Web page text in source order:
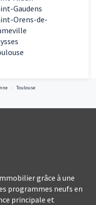
Gaudens
Orens-de-
Toulouse
grâce à une
programmes neufs en
principale et